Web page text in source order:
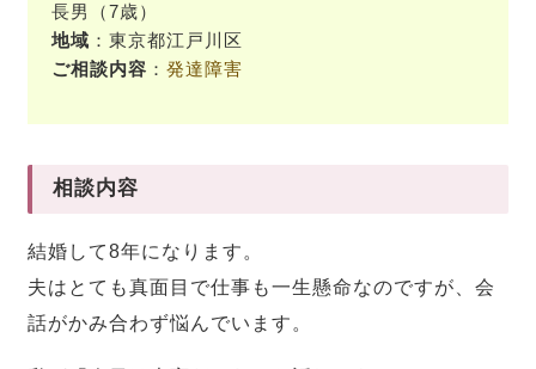
長男（7歳）
地域 ：東京都江戸川区
ご相談内容 ：発達障害
相談内容
結婚して8年になります。
夫はとても真面目で仕事も一生懸命なのですが、会
話がかみ合わず悩んでいます。